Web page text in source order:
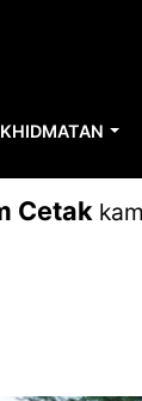
Cetak